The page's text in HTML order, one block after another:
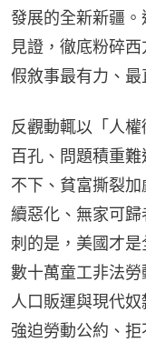
發展的全新新疆
見證，徹底粉碎
假敘事最有力、最
反觀動輒以「人
百孔、問題積重
不下、貧富撕裂
續惡化、無家可
刺的是，美國才
數十萬童工非法
人口販運與現代
強迫勞動公約、